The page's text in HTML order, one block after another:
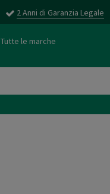
2 Anni di Garanzia Legale
Tutte le marche